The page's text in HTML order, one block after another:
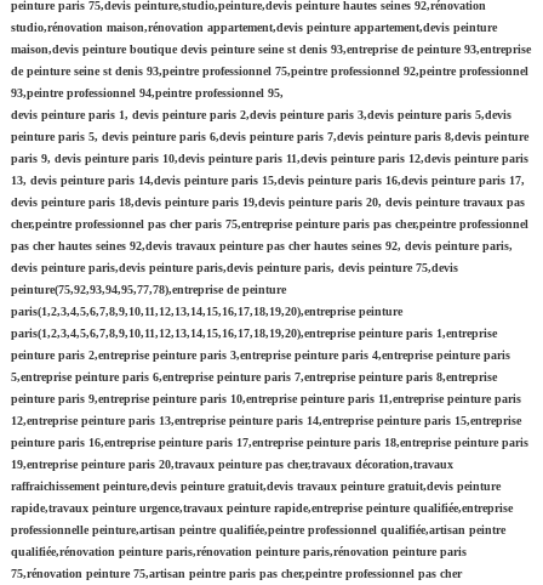
peinture paris 75,devis peinture,studio,peinture,devis peinture hautes seines 92,rénovation
studio,rénovation maison,rénovation appartement,devis peinture appartement,devis peinture
maison,devis peinture boutique devis peinture seine st denis 93,entreprise de peinture 93,entreprise
de peinture seine st denis 93,peintre professionnel 75,peintre professionnel 92,peintre professionnel
93,peintre professionnel 94,peintre professionnel 95,
devis peinture paris 1, devis peinture paris 2,devis peinture paris 3,devis peinture paris 5,devis
peinture paris 5, devis peinture paris 6,devis peinture paris 7,devis peinture paris 8,devis peinture
paris 9, devis peinture paris 10,devis peinture paris 11,devis peinture paris 12,devis peinture paris
13, devis peinture paris 14,devis peinture paris 15,devis peinture paris 16,devis peinture paris 17,
devis peinture paris 18,devis peinture paris 19,devis peinture paris 20, devis peinture travaux pas
cher,peintre professionnel pas cher paris 75,entreprise peinture paris pas cher,peintre professionnel
pas cher hautes seines 92,devis travaux peinture pas cher hautes seines 92, devis peinture paris,
devis peinture paris,devis peinture paris,devis peinture paris, devis peinture 75,devis
peinture(75,92,93,94,95,77,78),entreprise de peinture
paris(1,2,3,4,5,6,7,8,9,10,11,12,13,14,15,16,17,18,19,20),entreprise peinture
paris(1,2,3,4,5,6,7,8,9,10,11,12,13,14,15,16,17,18,19,20),entreprise peinture paris 1,entreprise
peinture paris 2,entreprise peinture paris 3,entreprise peinture paris 4,entreprise peinture paris
5,entreprise peinture paris 6,entreprise peinture paris 7,entreprise peinture paris 8,entreprise
peinture paris 9,entreprise peinture paris 10,entreprise peinture paris 11,entreprise peinture paris
12,entreprise peinture paris 13,entreprise peinture paris 14,entreprise peinture paris 15,entreprise
peinture paris 16,entreprise peinture paris 17,entreprise peinture paris 18,entreprise peinture paris
19,entreprise peinture paris 20,travaux peinture pas cher,travaux décoration,travaux
raffraichissement peinture,devis peinture gratuit,devis travaux peinture gratuit,devis peinture
rapide,travaux peinture urgence,travaux peinture rapide,entreprise peinture qualifiée,entreprise
professionnelle peinture,artisan peintre qualifiée,peintre professionnel qualifiée,artisan peintre
qualifiée,rénovation peinture paris,rénovation peinture paris,rénovation peinture paris
75,rénovation peinture 75,artisan peintre paris pas cher,peintre professionnel pas cher